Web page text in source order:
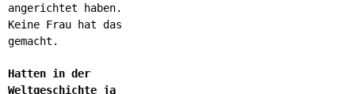
angerichtet haben.
Keine Frau hat das
gemacht.
Hatten in der
Weltgeschichte ja